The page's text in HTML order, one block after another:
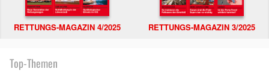
RETTUNGS-MAGAZIN 4/2025 RETTUNGS-MAGAZIN 3/2025
Top-Themen